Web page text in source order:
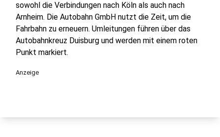
sowohl die Verbindungen nach Köln als auch nach
Arnheim. Die Autobahn GmbH nutzt die Zeit, um die
Fahrbahn zu erneuern. Umleitungen führen über das
Autobahnkreuz Duisburg und werden mit einem roten
Punkt markiert.
Anzeige